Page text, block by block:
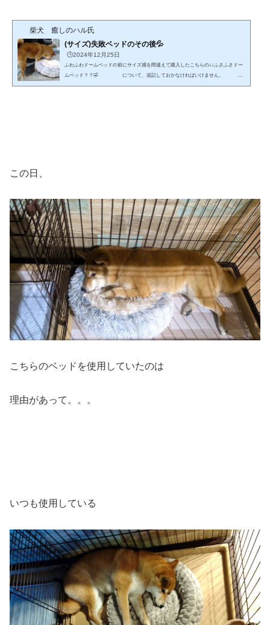
柴犬 癒しのハル氏
(サイズ)失敗ベッドのその後💦
🕒️2024年12月25日
ふわふわドームベッドの前にサイズ感を間違えて購入したこちらの↓↓ふさふさドー
ムベッド？？🤣 について、追記しておかなければいけません。
こちらの、ハルが まったく入れないサイズだったベッドを↓↓ リメイク
この日、
こちらのベッドを使用していたのは
理由があって。。。
いつも使用している